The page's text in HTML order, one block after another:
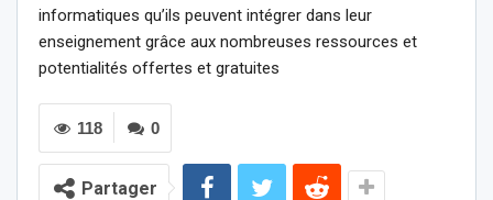
informatiques qu’ils peuvent intégrer dans leur
enseignement grâce aux nombreuses ressources et
potentialités offertes et gratuites
0
118
Partager